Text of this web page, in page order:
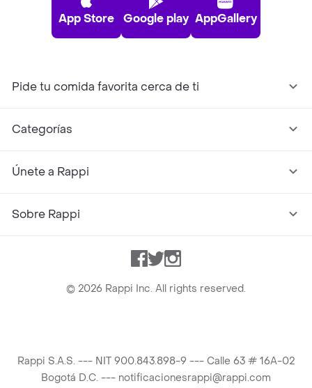
App Store Google play AppGallery
Pide tu comida favorita cerca de ti
Categorías
Únete a Rappi
Sobre Rappi
Facebook
TwitterInstagram
© 2026 Rappi Inc. All rights reserved.
Rappi S.A.S. --- NIT 900.843.898-9 --- Calle 63 # 16A-02
Bogotá D.C. --- notificacionesrappi@rappi.com